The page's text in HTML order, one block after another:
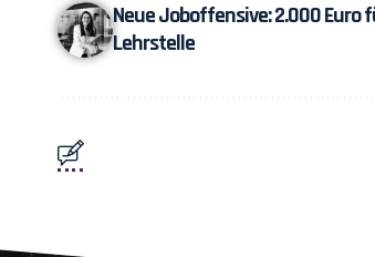
Neue Joboffensive: 2.000 Euro
Lehrstelle